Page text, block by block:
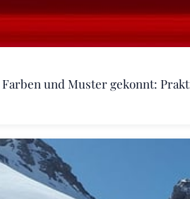
Farben und Muster gekonnt: